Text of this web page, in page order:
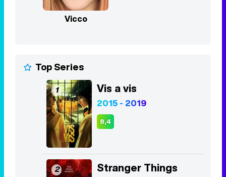
Vicco
Top Series
1 Vis a vis
2015 - 2019
8,4
2 Stranger Things